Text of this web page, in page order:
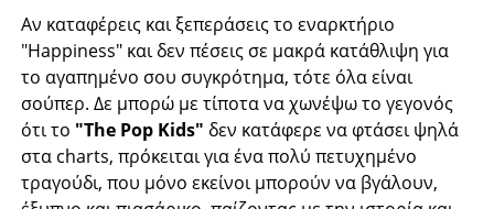
Αν καταφέρεις και ξεπεράσεις το εναρκτήριο
"Happiness" και δεν πέσεις σε μακρά κατάθλιψη για
το αγαπημένο σου συγκρότημα, τότε όλα είναι
σούπερ. Δε μπορώ με τίποτα να χωνέψω το γεγονός
ότι το "The Pop Kids" δεν κατάφερε να φτάσει ψηλά
στα charts, πρόκειται για ένα πολύ πετυχημένο
τραγούδι, που μόνο εκείνοι μπορούν να βγάλουν,